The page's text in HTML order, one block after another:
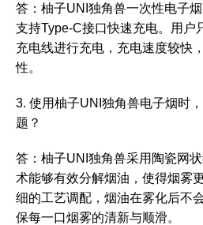
答：柚子UNI独角兽一次性电子
支持Type-C接口快速充电。用户
充电线进行充电，充电速度较快
性。
3. 使用柚子UNI独角兽电子烟时
题？
答：柚子UNI独角兽采用陶瓷网
术能够有效分解烟油，使得烟雾
细的工艺调配，烟油在雾化后不
保每一口烟雾的清新与顺滑。